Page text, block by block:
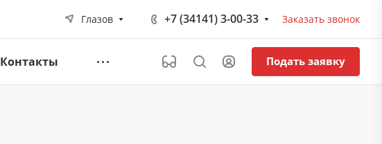
Глазов +7 (34141) 3-00-33 Заказать звонок
Контакты Подать заявку